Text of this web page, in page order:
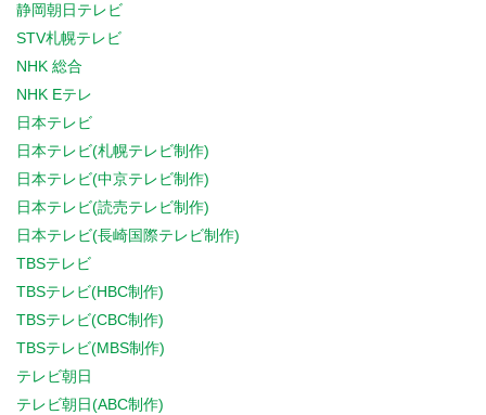
静岡朝日テレビ
STV札幌テレビ
NHK 総合
NHK Eテレ
日本テレビ
日本テレビ(札幌テレビ制作)
日本テレビ(中京テレビ制作)
日本テレビ(読売テレビ制作)
日本テレビ(長崎国際テレビ制作)
TBSテレビ
TBSテレビ(HBC制作)
TBSテレビ(CBC制作)
TBSテレビ(MBS制作)
テレビ朝日
テレビ朝日(ABC制作)